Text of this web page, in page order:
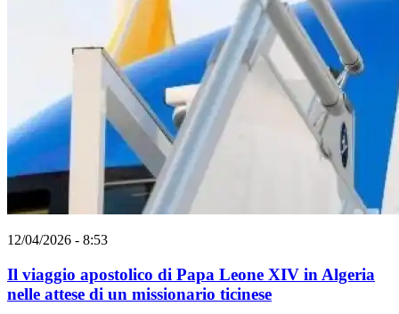
12/04/2026 - 8:53
Il viaggio apostolico di Papa Leone XIV in Algeria
nelle attese di un missionario ticinese